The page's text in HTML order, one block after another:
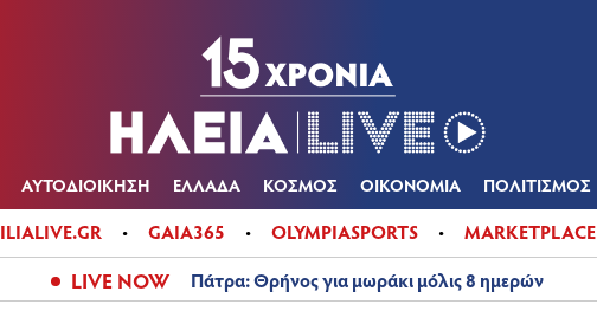
ΑΥΤΟΔΙΟΙΚΗΣΗ ΕΛΛΑΔΑ ΚΟΣΜΟΣ ΟΙΚΟΝΟΜΙΑ ΠΟΛΙΤΙΣΜΟΣ
ILIALIVE.GR GAIA365 OLYMPIASPORTS MARKETPLACE
LIVE NOW Πάτρα: Θρήνος για μωράκι μόλις 8 ημερών